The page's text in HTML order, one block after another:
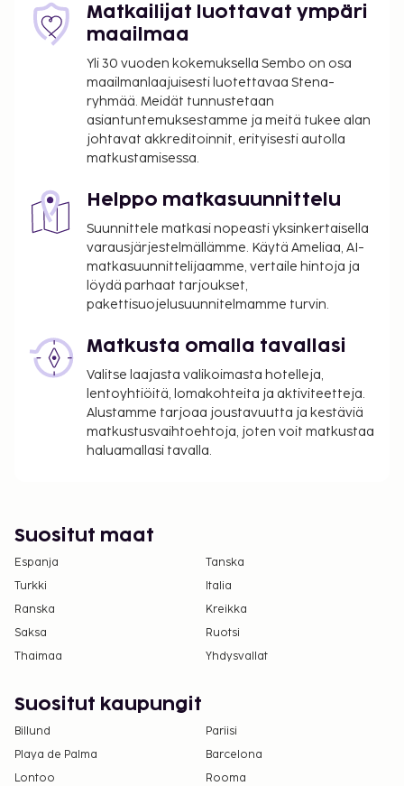
per yöpyminen
ilmoittamat maksut.
Lentokenttäkuljetusmaksu: 80 EUR per
ajoneuvo yhteen suuntaan
Kuljetuksen hinta per lapsi: 80 EUR (yhteen
suuntaan), (max. ikä 18 vuoden ikäiset)
Myöhäisestä sisäänkirjautumisesta veloitetaan
25 EUR:n suuruinen lisämaksu klo 20.00–0.00
Vauvansänky: 30.0 EUR per yöpyminen
Lisävuode: 30.0 EUR per päivä
Yllä oleva luettelo ei ehkä kata kaikkea. Maksut ja
takuumaksut eivät välttämättä sisällä veroja, ja ne
saattavat muuttua.
Kansallisten määräysten vuoksi käteismaksut
eivät voi ylittää 1000 EUR:n suuruista summaa
tässä majoituspaikassa. Saat lisätietoja asiasta
ottamalla yhteyttä majoituspaikkaan
varausvahvistuksessa olevien tietojen avulla.
Vain sisäänkirjautuneet asiakkaat saavat
oleskella huoneissa.
Pysäköintialueella on korkeusrajoituksia.
Matkailijat luottavat ympäri
maailmaa
Yli 30 vuoden kokemuksella Sembo on osa
maailmanlaajuisesti luotettavaa Stena-
ryhmää. Meidät tunnustetaan
asiantuntemuksestamme ja meitä tukee alan
johtavat akkreditoinnit, erityisesti autolla
matkustamisessa.
Helppo matkasuunnittelu
Suunnittele matkasi nopeasti yksinkertaisella
varausjärjestelmällämme. Käytä Ameliaa, AI-
matkasuunnittelijaamme, vertaile hintoja ja
löydä parhaat tarjoukset,
pakettisuojelusuunnitelmamme turvin.
Matkusta omalla tavallasi
Valitse laajasta valikoimasta hotelleja,
lentoyhtiöitä, lomakohteita ja aktiviteetteja.
Alustamme tarjoaa joustavuutta ja kestäviä
matkustusvaihtoehtoja, joten voit matkustaa
haluamallasi tavalla.
Suositut maat
Espanja
Tanska
Turkki
Italia
Ranska
Kreikka
Saksa
Ruotsi
Thaimaa
Yhdysvallat
Suositut kaupungit
Billund
Pariisi
Playa de Palma
Barcelona
Lontoo
Rooma